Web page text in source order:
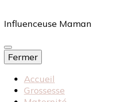
Influenceuse Maman
Fermer
Accueil
Grossesse